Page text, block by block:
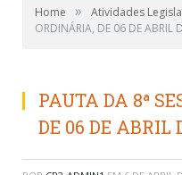
Home » Atividades
ORDINÁRIA, DE 06 DE ABRIL
PAUTA DA 8ª
DE 06 DE ABRIL